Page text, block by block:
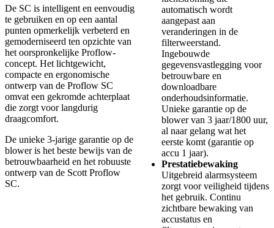
De SC is intelligent en eenvoudig
te gebruiken en op een aantal
punten opmerkelijk verbeterd en
gemoderniseerd ten opzichte van
het oorspronkelijke Proflow-
concept. Het lichtgewicht,
compacte en ergonomische
ontwerp van de Proflow SC
omvat een gekromde achterplaat
die zorgt voor langdurig
draagcomfort.
De unieke 3-jarige garantie op de
blower is het beste bewijs van de
betrouwbaarheid en het robuuste
ontwerp van de Scott Proflow
SC.
automatisch wordt
aangepast aan
veranderingen in de
filterweerstand.
Ingebouwde
gegevensvastlegging voor
betrouwbare en
downloadbare
onderhoudsinformatie.
Unieke garantie op de
blower van 3 jaar/1800 uur,
al naar gelang wat het
eerste komt (garantie op
accu 1 jaar).
Prestatiebewaking
Uitgebreid alarmsysteem
zorgt voor veiligheid tijdens
het gebruik. Continu
zichtbare bewaking van
accustatus en